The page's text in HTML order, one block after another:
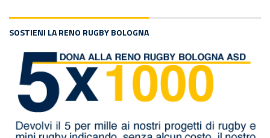
SOSTIENI LA RENO RUGBY BOLOGNA